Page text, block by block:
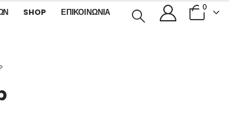
SHOP ΕΠΙΚΟΙΝΩΝΊΑ 0